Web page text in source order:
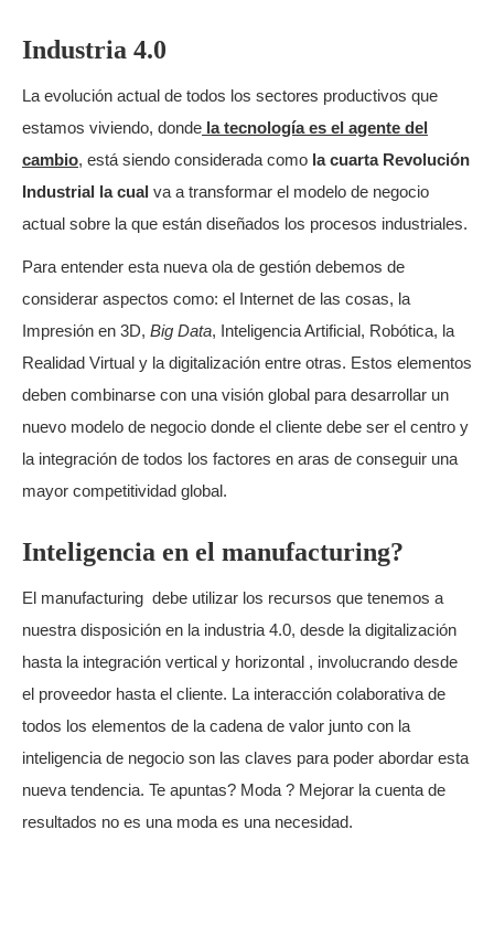
Industria 4.0
La evolución actual de todos los sectores productivos que
estamos viviendo, donde la tecnología es el agente del
cambio, está siendo considerada como la cuarta Revolución
Industrial la cual va a transformar el modelo de negocio
actual sobre la que están diseñados los procesos industriales.
Para entender esta nueva ola de gestión debemos de
considerar aspectos como: el Internet de las cosas, la
Impresión en 3D, Big Data, Inteligencia Artificial, Robótica, la
Realidad Virtual y la digitalización entre otras. Estos elementos
deben combinarse con una visión global para desarrollar un
nuevo modelo de negocio donde el cliente debe ser el centro y
la integración de todos los factores en aras de conseguir una
mayor competitividad global.
Inteligencia en el manufacturing?
El manufacturing debe utilizar los recursos que tenemos a
nuestra disposición en la industria 4.0, desde la digitalización
hasta la integración vertical y horizontal , involucrando desde
el proveedor hasta el cliente. La interacción colaborativa de
todos los elementos de la cadena de valor junto con la
inteligencia de negocio son las claves para poder abordar esta
nueva tendencia. Te apuntas? Moda ? Mejorar la cuenta de
resultados no es una moda es una necesidad.